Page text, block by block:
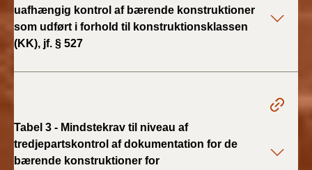
BR18 (1/7-31/12
2020)
2020)
BR18 (4/7-31/12
2019)
uafhængig kontrol af bærende konstruktioner
som udført i forhold til konstruktionsklassen
(KK), jf. § 527
Tabel 3 - Mindstekrav til niveau af
tredjepartskontrol af dokumentation for de
bærende konstruktioner for